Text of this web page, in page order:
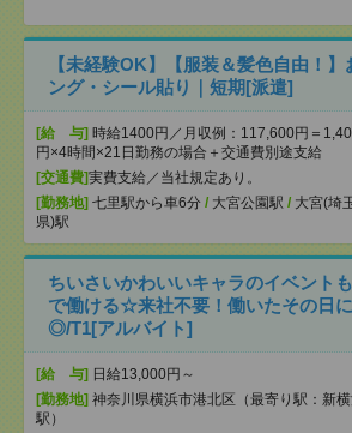
【未経験OK】【服装＆髪色自由！
ング・シール貼り｜短期[派遣]
[給 与] 時給1400円／月収例：117,600円＝
円×4時間×21日勤務の場合＋交通費別途支給
[交通費]実費支給／当社規定あり。
[勤務地] 七里駅から車6分 / 大宮公園駅 / 大宮(埼
県)駅
ちいさいかわいいキャラのイベント
で働ける☆来社不要！働いたその日
◎/T1[アルバイト]
[給 与] 日給13,000円～
[勤務地] 神奈川県横浜市港北区（最寄り駅：新
駅）